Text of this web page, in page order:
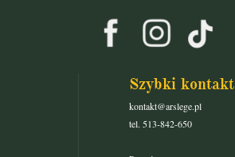
Szybki kontakt
kontakt@arslege.pl
tel. 513-842-650